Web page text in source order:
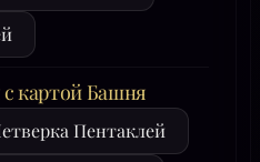
с картой Башня
Пентаклей